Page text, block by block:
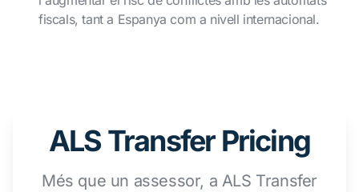
fiscals, tant a Espanya com a nivell internacional.
ALS Transfer Pricing
Més que un assessor, a ALS Transfer